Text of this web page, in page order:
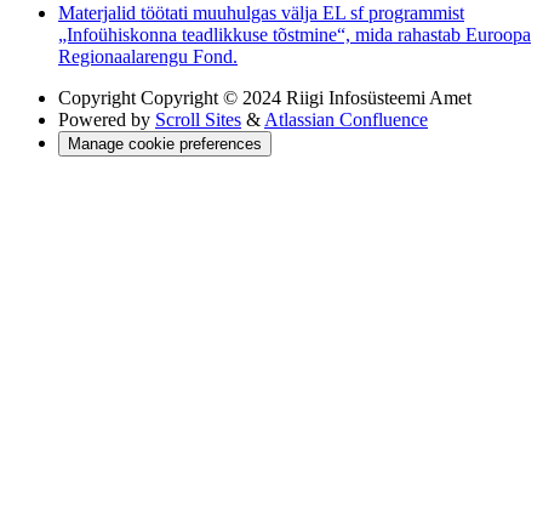
Materjalid töötati muuhulgas välja EL sf programmist
„Infoühiskonna teadlikkuse tõstmine“, mida rahastab Euroopa
Regionaalarengu Fond.
Copyright Copyright © 2024 Riigi Infosüsteemi Amet
Powered by Scroll Sites & Atlassian Confluence
Manage cookie preferences